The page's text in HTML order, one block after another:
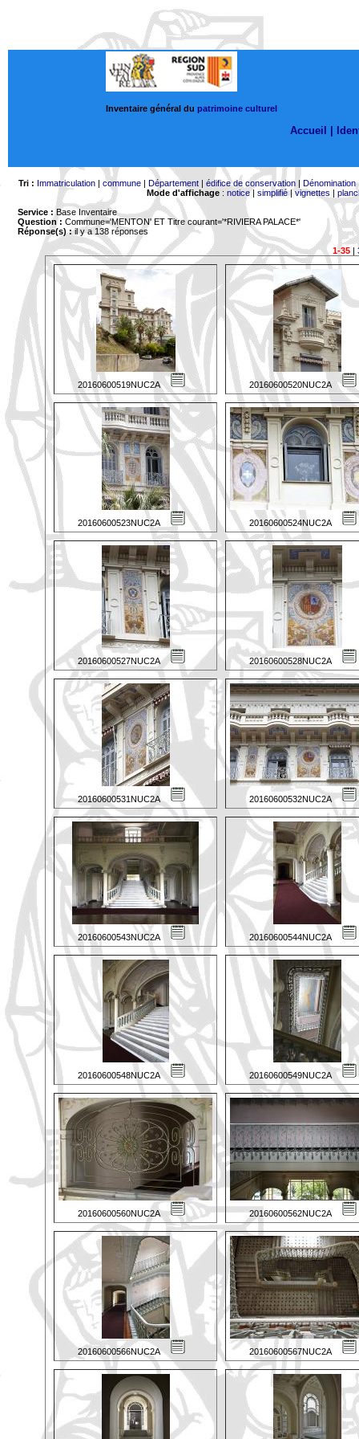
Inventaire général du patrimoine culturel
Accueil |
Tri : Immatriculation| commune| Département| édifice de conservation| Dénomination
Mode d'affichage: notice| simplifié|vignettes |
Service : Base Inventaire
Question : Commune='MENTON' ET Titre courant='*RIVIERA PALACE*'
Réponse(s) :il y a 138 réponses
1-35|
20160600519NUC2A 20160600520NUC2A
20160600523NUC2A 20160600524NUC2A
20160600527NUC2A 20160600528NUC2A
20160600531NUC2A 20160600532NUC2A
20160600543NUC2A 20160600544NUC2A
20160600548NUC2A 20160600549NUC2A
20160600560NUC2A 20160600562NUC2A
20160600566NUC2A 20160600567NUC2A